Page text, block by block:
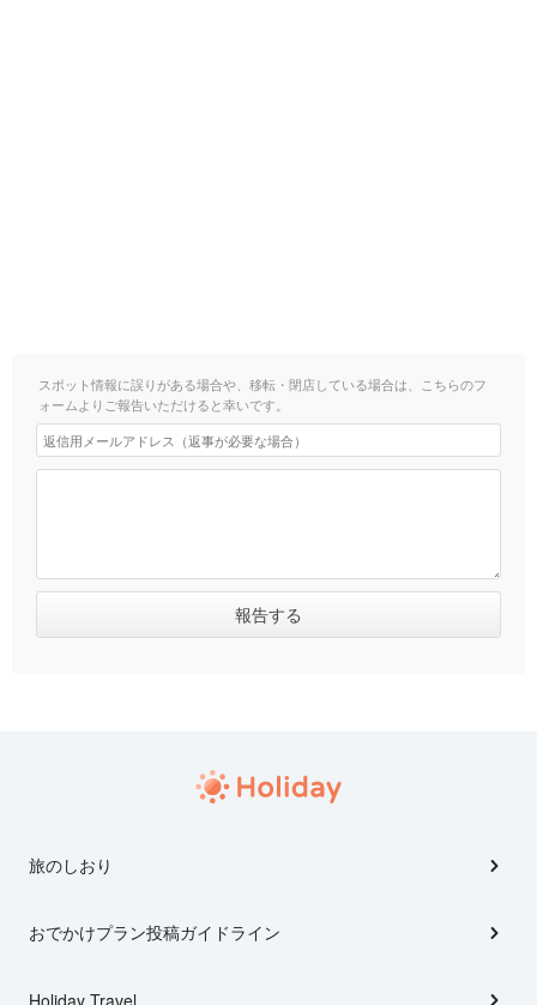
スポット情報に誤りがある場合や、移転・閉店している場合は、こちらのフ
ォームよりご報告いただけると幸いです。
旅のしおり
おでかけプラン投稿ガイドライン
Holiday Travel